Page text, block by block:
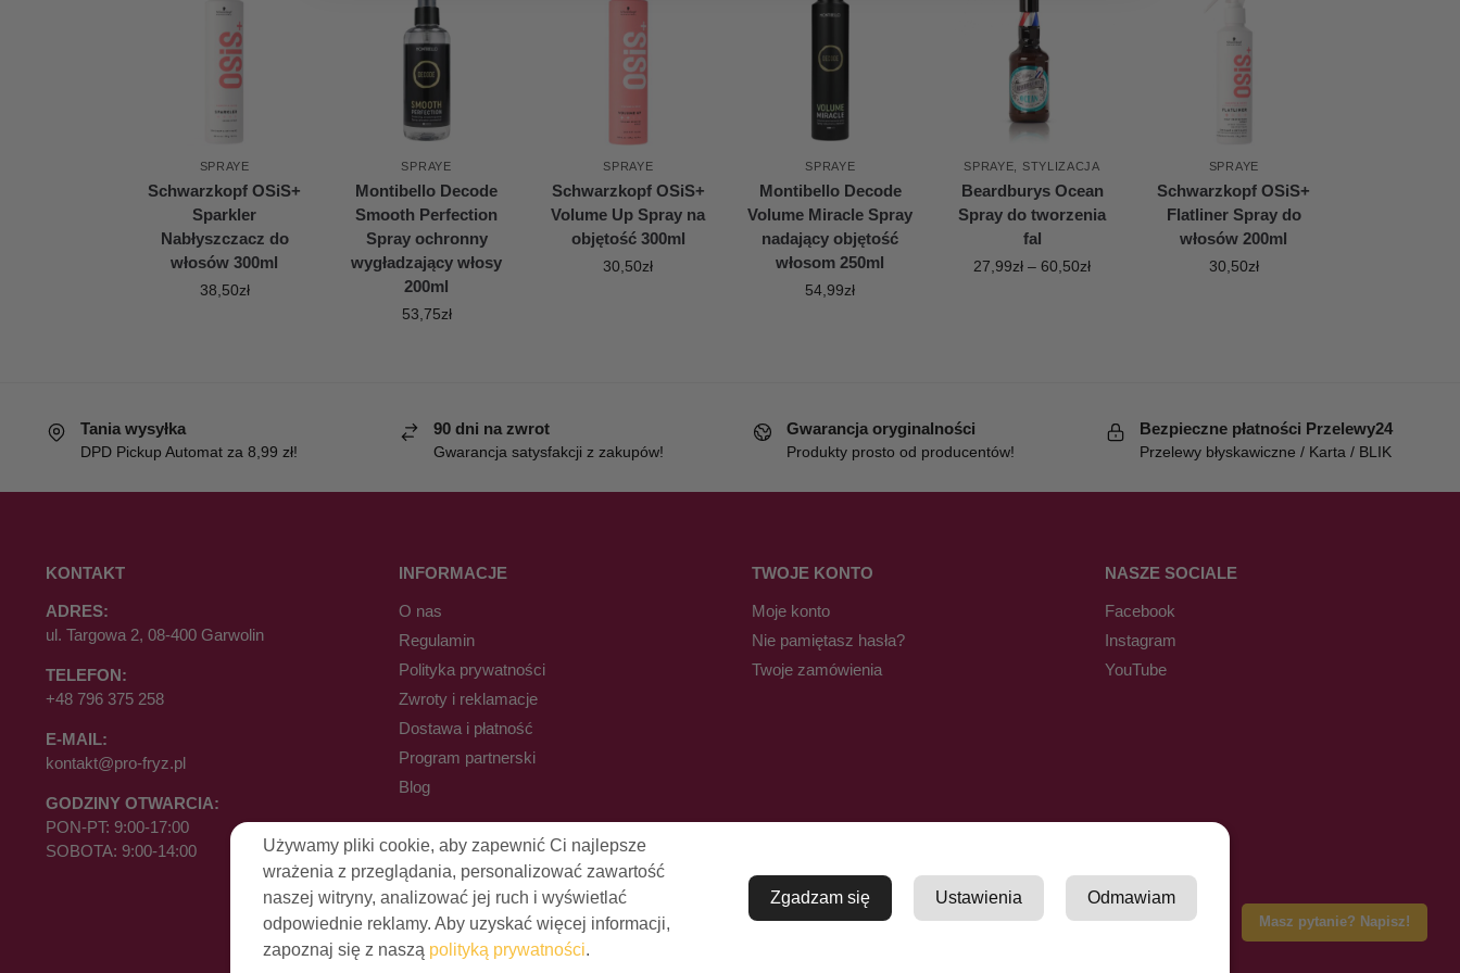
Masz pytanie? Napisz!
SPRAYE
Schwarzkopf OSiS+
Sparkler
Nabłyszczacz do
włosów 300ml
38,50zł
SPRAYE
Montibello Decode
Smooth Perfection
Spray ochronny
wygładzający włosy
200ml
53,75zł
SPRAYE
Schwarzkopf OSiS+
Volume Up Spray na
objętość 300ml
30,50zł
SPRAYE
Montibello Decode
Volume Miracle Spray
nadający objętość
włosom 250ml
54,99zł
SPRAYE STYLIZACJA
Beardburys Ocean
Spray do tworzenia
fal
27,99zł – 60,50zł
SPRAYE
Schwarzkopf OSiS+
Flatliner Spray do
włosów 200ml
30,50zł
Tania wysyłka
DPD Pickup Automat za 8,99 zł!
90 dni na zwrot
Gwarancja satysfakcji z zakupów!
Gwarancja oryginalności
Produkty prosto od producentów!
Bezpieczne płatności Przelewy24
Przelewy błyskawiczne / Karta / BLIK
KONTAKT
ADRES:
ul. Targowa 2, 08-400 Garwolin
TELEFON:
+48 796 375 258
E-MAIL:
kontakt@pro-fryz.pl
GODZINY OTWARCIA:
PON-PT: 9:00-17:00
SOBOTA: 9:00-14:00
INFORMACJE
O nas
Regulamin
Polityka prywatności
Zwroty i reklamacje
Dostawa i płatność
Program partnerski
Blog
TWOJE KONTO
Moje konto
Nie pamiętasz hasła?
Twoje zamówienia
NASZE SOCIALE
Facebook
Instagram
YouTube
© Pro-Fryz.pl 2021-2026
Używamy pliki cookie, aby zapewnić Ci najlepsze
wrażenia z przeglądania, personalizować zawartość
naszej witryny, analizować jej ruch i wyświetlać
odpowiednie reklamy. Aby uzyskać więcej informacji,
zapoznaj się z naszą polityką prywatności.
Zgadzam się Ustawienia Odmawiam